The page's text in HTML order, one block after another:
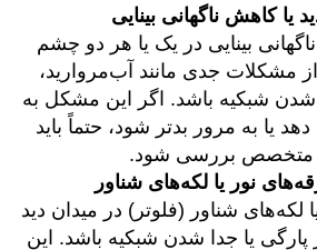
بینایی در یک یا هر دو چشم
مشکلات جدی مانند آب‌مروارید،
شدن شبکیه باشد. اگر این مشکل به
یا به مرور بدتر شود، حتماً باید
بررسی شود.
لکه‌های شناور (فلوتر) در میدان دید
پارگی یا جدا شدن شبکیه باشد. این